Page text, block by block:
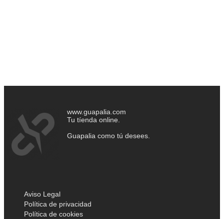
www.guapalia.com
Tu tíenda online.
Guapalia como tú desees.
Aviso Legal
Política de privacidad
Política de cookies